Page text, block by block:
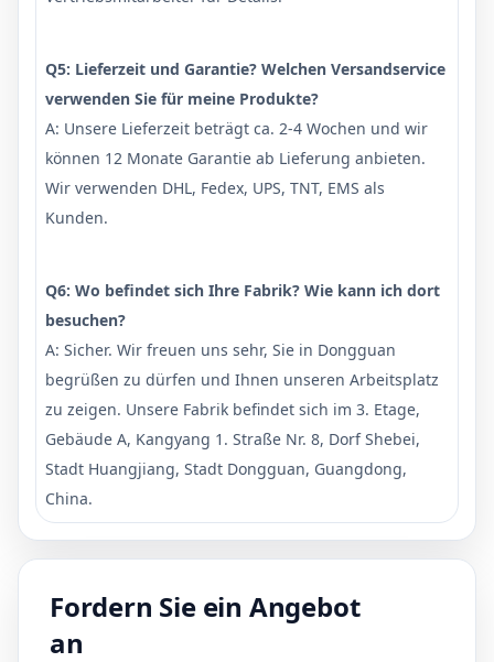
Q5: Lieferzeit und Garantie? Welchen Versandservice
verwenden Sie für meine Produkte?
A: Unsere Lieferzeit beträgt ca. 2-4 Wochen und wir
können 12 Monate Garantie ab Lieferung anbieten.
Wir verwenden DHL, Fedex, UPS, TNT, EMS als
Kunden.
Q6: Wo befindet sich Ihre Fabrik? Wie kann ich dort
besuchen?
A: Sicher. Wir freuen uns sehr, Sie in Dongguan
begrüßen zu dürfen und Ihnen unseren Arbeitsplatz
zu zeigen. Unsere Fabrik befindet sich im 3. Etage,
Gebäude A, Kangyang 1. Straße Nr. 8, Dorf Shebei,
Stadt Huangjiang, Stadt Dongguan, Guangdong,
China.
Fordern Sie ein Angebot
an